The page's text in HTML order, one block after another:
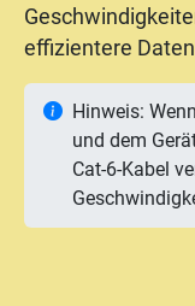
effizientere
Hinweis:
und dem
Cat-6-Kabel